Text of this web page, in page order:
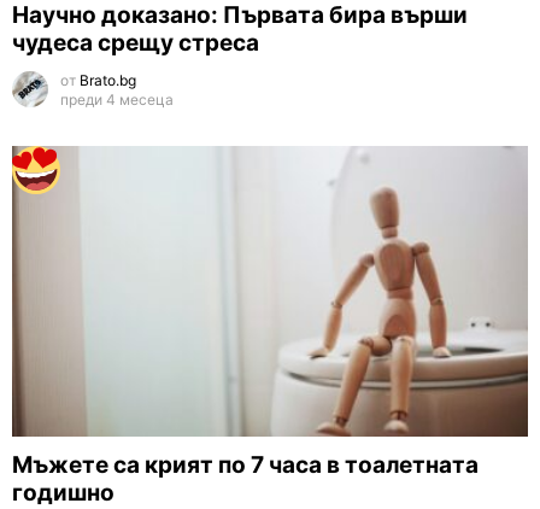
Научно доказано: Първата бира върши
чудеса срещу стреса
от Brato.bg
преди 4 месеца
Мъжете са крият по 7 часа в тоалетната
годишно